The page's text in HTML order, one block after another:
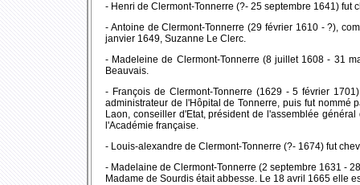
- Henri de Clermont-Tonnerre (?- 25 septembre 1641) fut
- Antoine de Clermont-Tonnerre (29 février 1610 - ?),
janvier 1649, Suzanne Le Clerc.
- Madeleine de Clermont-Tonnerre (8 juillet 1608 - 31
Beauvais.
- François de Clermont-Tonnerre (1629 - 5 février
administrateur de l'Hôpital de Tonnerre, puis fut
Laon, conseiller d'Etat, président de l'assemblée
l'Académie française.
- Louis-alexandre de Clermont-Tonnerre (?- 1674) fut
- Madelaine de Clermont-Tonnerre (2 septembre 1631 -
Madame de Sourdis était abbesse. Le 18 avril 1665 elle